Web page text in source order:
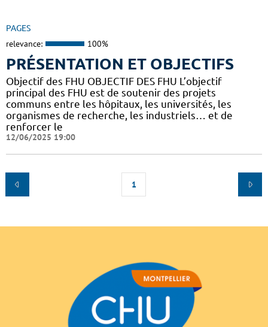
PAGES
relevance: 100%
PRÉSENTATION ET OBJECTIFS
Objectif des FHU OBJECTIF DES FHU L’objectif
principal des FHU est de soutenir des projets
communs entre les hôpitaux, les universités, les
organismes de recherche, les industriels… et de
renforcer le
12/06/2025 19:00
1